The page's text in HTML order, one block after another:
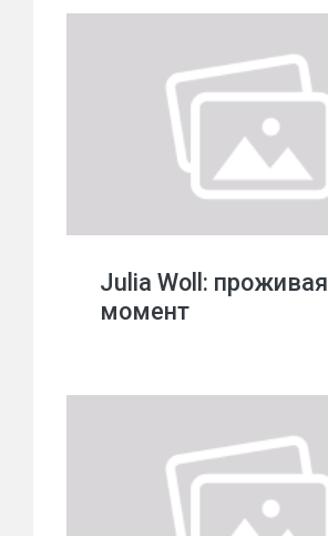
Julia Woll: проживая
момент